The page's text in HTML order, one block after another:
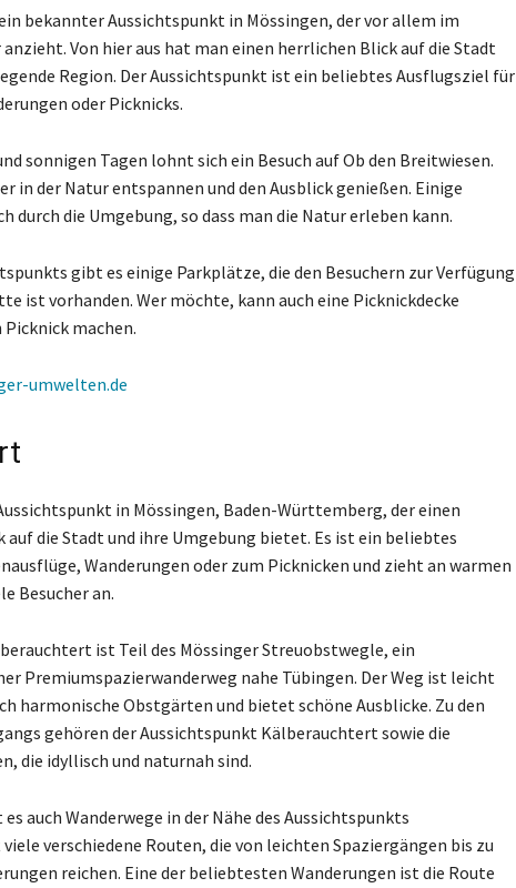
bekannter Aussichtspunkt in Mössingen, der vor allem im
Von hier aus hat man einen herrlichen Blick auf die Stadt
Region. Der Aussichtspunkt ist ein beliebtes Ausflugsziel für
oder Picknicks.
sonnigen Tagen lohnt sich ein Besuch auf Ob den Breitwiesen.
in der Natur entspannen und den Ausblick genießen. Einige
durch die Umgebung, so dass man die Natur erleben kann.
gibt es einige Parkplätze, die den Besuchern zur Verfügung
ist vorhanden. Wer möchte, kann auch eine Picknickdecke
machen.
umwelten.de
in Mössingen, Baden-Württemberg, der einen
die Stadt und ihre Umgebung bietet. Es ist ein beliebtes
Wanderungen oder zum Picknicken und zieht an warmen
Besucher an.
ist Teil des Mössinger Streuobstwegle, ein
Premiumspazierwanderweg nahe Tübingen. Der Weg ist leicht
harmonische Obstgärten und bietet schöne Ausblicke. Zu den
gehören der Aussichtspunkt Kälberauchtert sowie die
die idyllisch und naturnah sind.
auch Wanderwege in der Nähe des Aussichtspunkts
verschiedene Routen, die von leichten Spaziergängen bis zu
reichen. Eine der beliebtesten Wanderungen ist die Route